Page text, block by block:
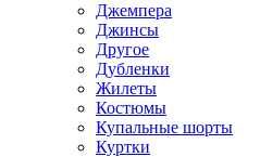
Джемпера
Джинсы
Другое
Дубленки
Жилеты
Костюмы
Купальные шорты
Куртки